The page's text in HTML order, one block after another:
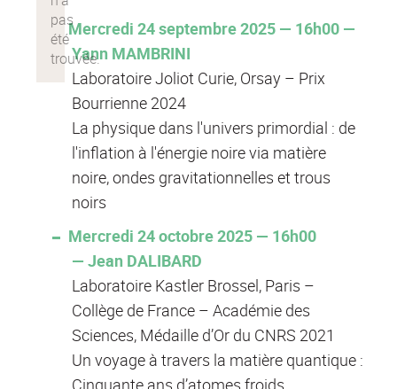
Mercredi 24 septembre 2025 — 16h00 —
Yann MAMBRINI
Laboratoire Joliot Curie, Orsay – Prix
Bourrienne 2024
La physique dans l'univers primordial : de
l'inflation à l'énergie noire via matière
noire, ondes gravitationnelles et trous
noirs
Mercredi 24 octobre 2025 — 16h00
— Jean DALIBARD
Laboratoire Kastler Brossel, Paris –
Collège de France – Académie des
Sciences, Médaille d’Or du CNRS 2021
Un voyage à travers la matière quantique :